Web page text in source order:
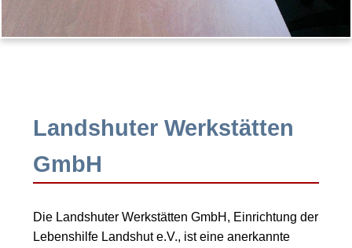
Landshuter Werkstätten
GmbH
Die Landshuter Werkstätten GmbH, Einrichtung der
Lebenshilfe Landshut e.V., ist eine anerkannte